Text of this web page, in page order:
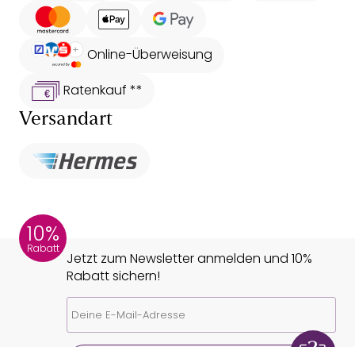
Online-Überweisung
Ratenkauf **
Versandart
10%
Rabatt
Jetzt zum Newsletter anmelden und 10%
Rabatt sichern!